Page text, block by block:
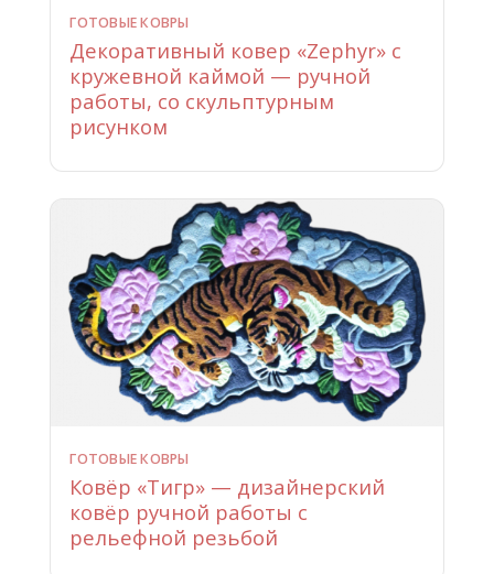
ГОТОВЫЕ КОВРЫ
Декоративный ковер «Zephyr» с
кружевной каймой — ручной
работы, со скульптурным
рисунком
ГОТОВЫЕ КОВРЫ
Ковёр «Тигр» — дизайнерский
ковёр ручной работы с
рельефной резьбой